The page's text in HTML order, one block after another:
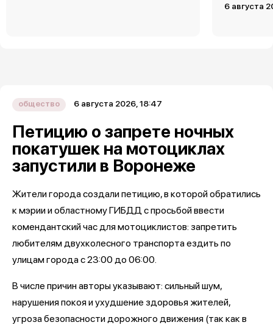
6 августа
общество 6 августа 2026, 18:47
Петицию о запрете ночных
покатушек на мотоциклах
запустили в Воронеже
Жители города создали петицию, в которой обратились
к мэрии и областному ГИБДД с просьбой ввести
комендантский час для мотоциклистов: запретить
любителям двухколесного транспорта ездить по
улицам города с 23:00 до 06:00.
В числе причин авторы указывают: сильный шум,
нарушения покоя и ухудшение здоровья жителей,
угроза безопасности дорожного движения (так как в